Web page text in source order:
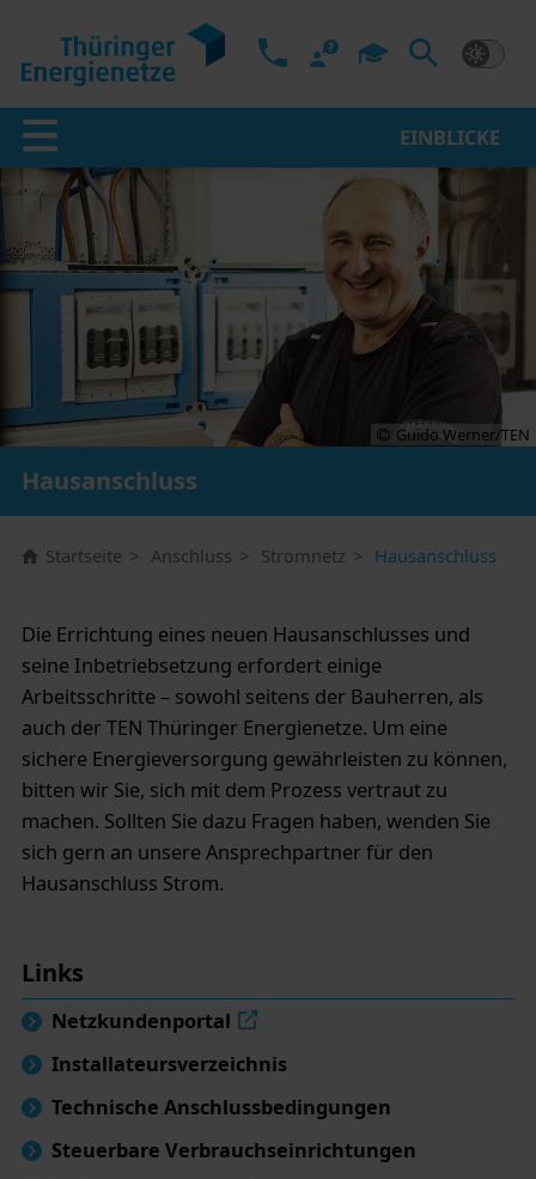
EINBLICKE
Guido Werner/TEN
Hausanschluss
Startseite Anschluss Stromnetz Hausanschluss
Die Errichtung eines neuen Hausanschlusses und
seine Inbetriebsetzung erfordert einige
Arbeitsschritte – sowohl seitens der Bauherren, als
auch der TEN Thüringer Energienetze. Um eine
sichere Energieversorgung gewährleisten zu können,
bitten wir Sie, sich mit dem Prozess vertraut zu
machen. Sollten Sie dazu Fragen haben, wenden Sie
sich gern an unsere Ansprechpartner für den
Hausanschluss Strom.
Links
Netzkundenportal
Installateursverzeichnis
Technische Anschlussbedingungen
Steuerbare Verbrauchseinrichtungen